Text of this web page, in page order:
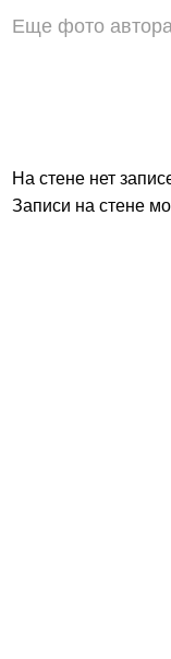
Еще фото
На стене нет
Записи на стене